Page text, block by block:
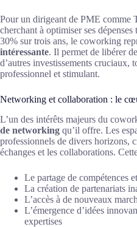
Pour un dirigeant de PME comme
cherchant à optimiser ses
30% sur trois ans, le coworking
intéressante. Il permet de libérer
d’autres investissements cruciaux,
professionnel et stimulant.
Networking et collaboration : le
L’un des intérêts majeurs du
de networking qu’il offre. Les
professionnels de divers horizons,
échanges et les collaborations.
Le partage de compétences
La création de partenariats
L’accès à de nouveaux
L’émergence d’idées
expertises